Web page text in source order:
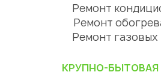
Ремонт
Ремонт
Ремонт газовых
КРУПНО-БЫТОВАЯ